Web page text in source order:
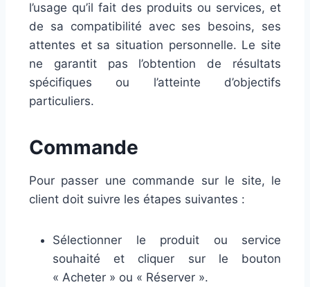
l’usage qu’il fait des produits ou services, et
de sa compatibilité avec ses besoins, ses
attentes et sa situation personnelle. Le site
ne garantit pas l’obtention de résultats
spécifiques ou l’atteinte d’objectifs
particuliers.
Commande
Pour passer une commande sur le site, le
client doit suivre les étapes suivantes :
Sélectionner le produit ou service
souhaité et cliquer sur le bouton
« Acheter » ou « Réserver ».